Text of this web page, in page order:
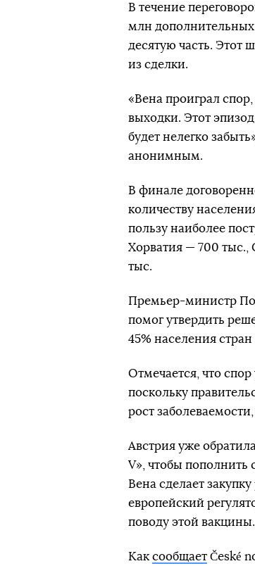
В течение
млн дополнительных
десятую часть. Этот
из сделки.
«Вена проиграл
выходки. Этот
будет нелегко
анонимным.
В финале
количеству
пользу наиболее
Хорватия — 700 тыс.,
тыс.
Премьер-министр
помог утвердить
45% населения
Отмечается, что спор
поскольку
рост
Австрия уже
V», чтобы пополнить
Вена сделает
европейский
поводу этой вакцины.
Как сообщает České